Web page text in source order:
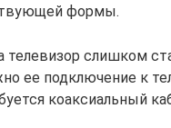
формы.
телевизор слишком
ее подключение к
коаксиальный